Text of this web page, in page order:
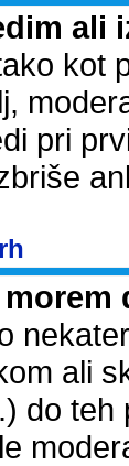
ali
kot
pri
ali
do teh